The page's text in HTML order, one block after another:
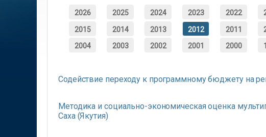
2026 2025 2024 2023 2022
2015 2014 2013 2012 2011
2004 2003 2002 2001 2000
Содействие переходу к программному бюджету на
Методика и социально-экономическая оценка
Саха (Якутия)